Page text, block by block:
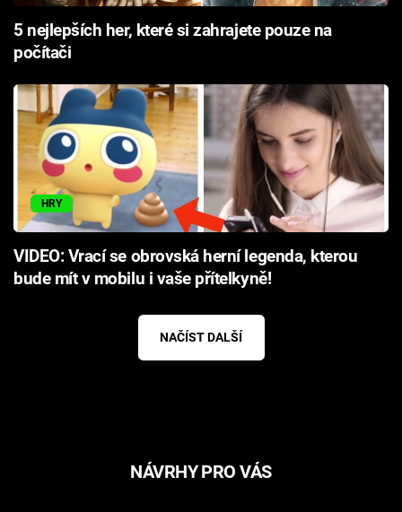
5 nejlepších her, které si zahrajete pouze na
počítači
HRY
VIDEO: Vrací se obrovská herní legenda, kterou
bude mít v mobilu i vaše přítelkyně!
NAČÍST DALŠÍ
NÁVRHY PRO VÁS